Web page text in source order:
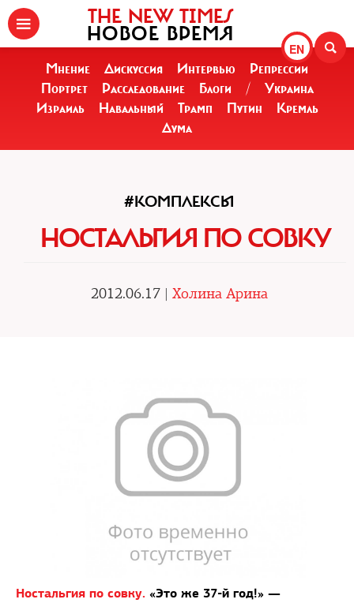
EN
THE NEW TIMES
НОВОЕ ВРЕМЯ
Мнение Дискуссия Интервью
Репрессии
Портрет
Расследование Блоги /
Украина
Израиль
Навальный Трамп Путин
Кремль
Дума
#КОМПЛЕКСЫ
НОСТАЛЬГИЯ ПО СОВКУ
2012.06.17 | Холина Арина
Ностальгия по совку. «Это же 37-й год!» —